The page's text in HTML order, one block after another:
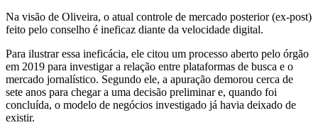
Na visão de Oliveira, o atual controle de mercado posterior (ex-post)
feito pelo conselho é ineficaz diante da velocidade digital.
Para ilustrar essa ineficácia, ele citou um processo aberto pelo órgão
em 2019 para investigar a relação entre plataformas de busca e o
mercado jornalístico. Segundo ele, a apuração demorou cerca de
sete anos para chegar a uma decisão preliminar e, quando foi
concluída, o modelo de negócios investigado já havia deixado de
existir.